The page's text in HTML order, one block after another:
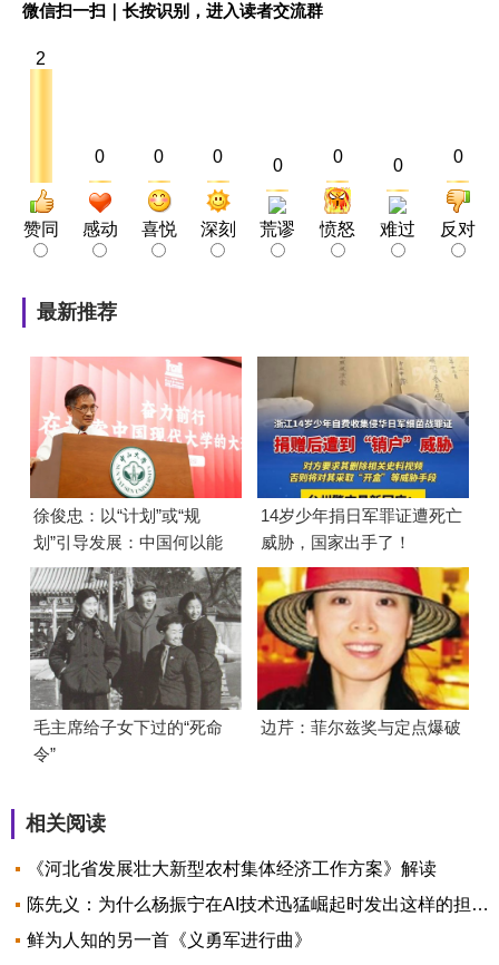
微信扫一扫｜长按识别，进入读者交流群
2
赞同
0
感动
0
喜悦
0
深刻
0
荒谬
0
愤怒
0
难过
0
反对
最新推荐
徐俊忠：以“计划”或“规
划”引导发展：中国何以能
够成功
14岁少年捐日军罪证遭死亡
威胁，国家出手了！
毛主席给子女下过的“死命
令”
边芹：菲尔兹奖与定点爆破
相关阅读
《河北省发展壮大新型农村集体经济工作方案》解读
陈先义：为什么杨振宁在AI技术迅猛崛起时发出这样的担忧？
鲜为人知的另一首《义勇军进行曲》